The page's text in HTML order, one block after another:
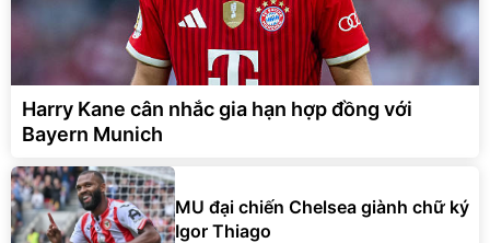
Harry Kane cân nhắc gia hạn hợp đồng với
Bayern Munich
MU đại chiến Chelsea giành chữ ký
Igor Thiago